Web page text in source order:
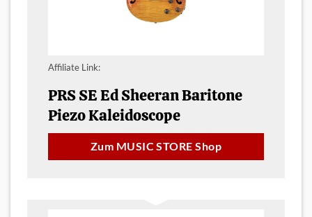
Affiliate Link:
PRS SE Ed Sheeran Baritone
Piezo Kaleidoscope
Zum MUSIC STORE Shop